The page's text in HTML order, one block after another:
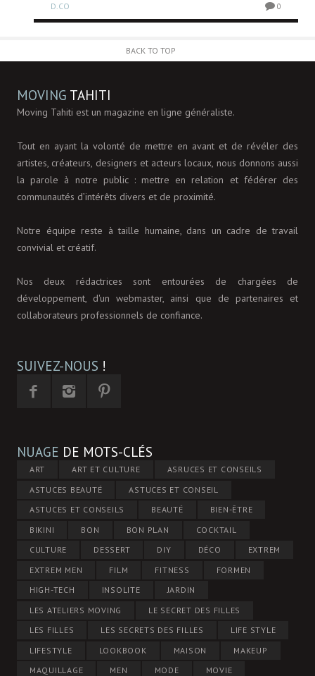
D.CO 0
BACK TO TOP
MOVING TAHITI
Moving Tahiti est un magazine en ligne généraliste.
Tout en ayant la volonté de mettre en avant et de révéler des
artistes, créateurs, designers et acteurs locaux, nous donnons aussi
la parole à notre public : mettre en relation et fédérer des
communautés d’intérêts divers et de proximité.
Notre équipe reste à taille humaine, dans un cadre de travail
convivial et créatif.
Nos deux rédactrices sont entourées de chargées de
développement, d'un webmaster, ainsi que de partenaires et
collaborateurs professionnels de confiance.
SUIVEZ-NOUS !
NUAGE DE MOTS-CLÉS
ART ART ET CULTURE
ASRUCES ET CONSEILS
ASTUCES BEAUTÉ
ASTUCES ET CONSEIL
ASTUCES ET CONSEILS
BEAUTÉ
BIEN-ÊTRE
BIKINI
BON BON PLAN
COCKTAIL
CULTURE
DESSERT DIY DÉCO
EXTREM
EXTREM MEN
FILM FITNESS
FORMEN
HIGH-TECH
INSOLITE
JARDIN
LES ATELIERS MOVING
LE SECRET DES FILLES
LES FILLES
LES SECRETS DES FILLES
LIFE STYLE
LIFESTYLE
LOOKBOOK MAISON
MAKEUP
MAQUILLAGE
MEN MODE MOVIE